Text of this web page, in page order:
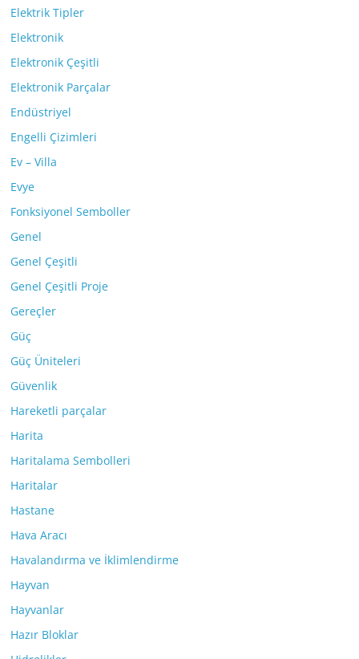
Elektrik Tipler
Elektronik
Elektronik Çeşitli
Elektronik Parçalar
Endüstriyel
Engelli Çizimleri
Ev – Villa
Evye
Fonksiyonel Semboller
Genel
Genel Çeşitli
Genel Çeşitli Proje
Gereçler
Güç
Güç Üniteleri
Güvenlik
Hareketli parçalar
Harita
Haritalama Sembolleri
Haritalar
Hastane
Hava Aracı
Havalandırma ve İklimlendirme
Hayvan
Hayvanlar
Hazır Bloklar